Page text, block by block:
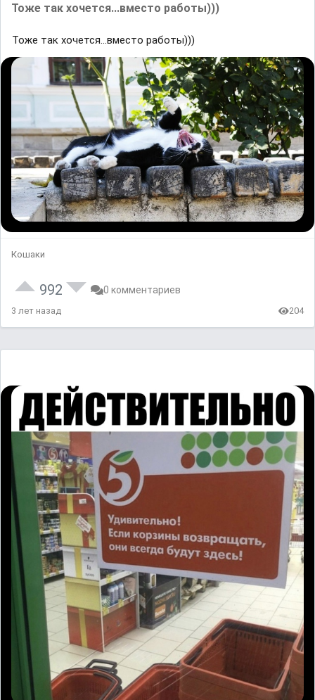
Тоже так хочется...вместо работы)))
Тоже так хочется...вместо работы)))
Кошаки
992 0 комментариев
3 лет назад 204